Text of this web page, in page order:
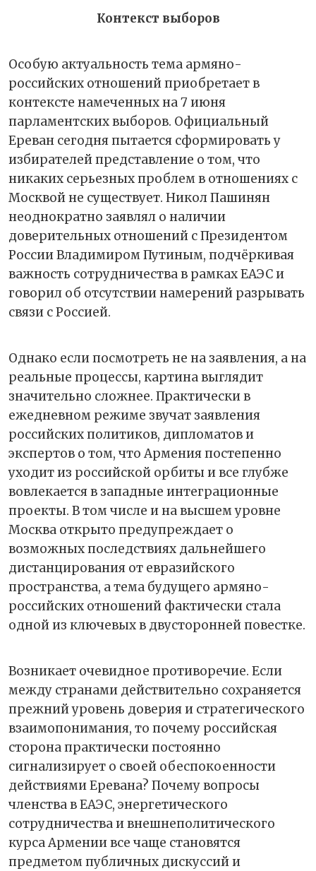
Контекст выборов
Особую актуальность тема армяно-
российских отношений приобретает в
контексте намеченных на 7 июня
парламентских выборов. Официальный
Ереван сегодня пытается сформировать у
избирателей представление о том, что
никаких серьезных проблем в отношениях с
Москвой не существует. Никол Пашинян
неоднократно заявлял о наличии
доверительных отношений с Президентом
России Владимиром Путиным, подчёркивая
важность сотрудничества в рамках ЕАЭС и
говорил об отсутствии намерений разрывать
связи с Россией.
Однако если посмотреть не на заявления, а на
реальные процессы, картина выглядит
значительно сложнее. Практически в
ежедневном режиме звучат заявления
российских политиков, дипломатов и
экспертов о том, что Армения постепенно
уходит из российской орбиты и все глубже
вовлекается в западные интеграционные
проекты. В том числе и на высшем уровне
Москва открыто предупреждает о
возможных последствиях дальнейшего
дистанцирования от евразийского
пространства, а тема будущего армяно-
российских отношений фактически стала
одной из ключевых в двусторонней повестке.
Возникает очевидное противоречие. Если
между странами действительно сохраняется
прежний уровень доверия и стратегического
взаимопонимания, то почему российская
сторона практически постоянно
сигнализирует о своей обеспокоенности
действиями Еревана? Почему вопросы
членства в ЕАЭС, энергетического
сотрудничества и внешнеполитического
курса Армении все чаще становятся
предметом публичных дискуссий и